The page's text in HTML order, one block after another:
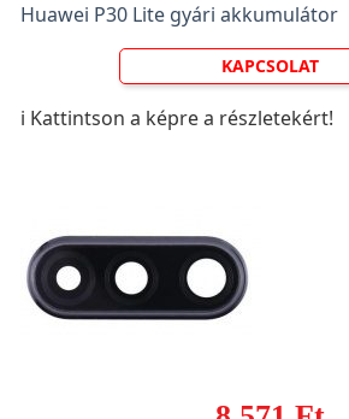
Huawei P30 Lite gyári akkumulátor
KAPCSOLAT
ℹ️ Kattintson a képre a részletekért!